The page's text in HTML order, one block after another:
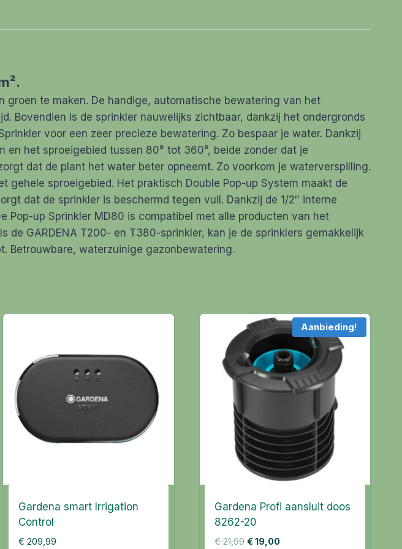
groen te maken. De handige, automatische bewatering van het
Bovendien is de sprinkler nauwelijks zichtbaar, dankzij het ondergronds
voor een zeer precieze bewatering. Zo bespaar je water. Dankzij
het sproeigebied tussen 80° tot 360°, beide zonder dat je
dat de plant het water beter opneemt. Zo voorkom je waterverspilling.
sproeigebied. Het praktisch Double Pop-up System maakt de
dat de sprinkler is beschermd tegen vuil. Dankzij de 1/2″ interne
Pop-up Sprinkler MD80 is compatibel met alle producten van het
de GARDENA T200- en T380-sprinkler, kan je de sprinklers gemakkelijk
Betrouwbare, waterzuinige gazonbewatering.
Gardena smart Irrigation
Control
€ 209,99
Aanbieding!
Gardena Profi aansluit doos
8262-20
€21,99 Oorspronkelijke
€19,00Huidige